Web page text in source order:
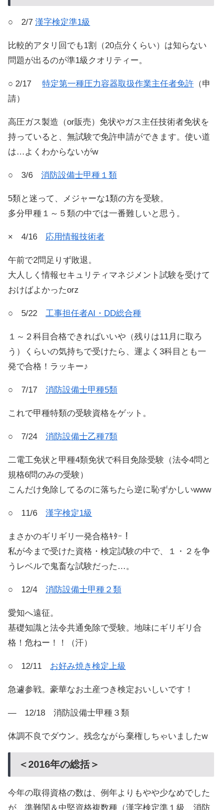
○ 2/7 漢字検定準1級
比較的アタリ回でも1割（20点分くらい）は知らない
問題が出るのが準1級クオリティー。
○ 2/17 特定第一種圧力容器取扱作業主任者免許 （申
請）
高圧ガス製造（or販売）免状やガス主任技術者免状を
持っていると、無試験で免許申請ができます。使い道
は…よくわからないがw
○ 3/6 消防設備士甲種１類
5類と迷って、メジャーな1類の方を受験。
多分甲種１～５類の中では一番難しいと思う。
× 4/16 応用情報技術者
午前で2問足りず敗退。
大人しく情報セキュリティマネジメント試験を受けて
おけばよかったorz
○ 5/22 工事担任者AI・DD総合種
１～２科目合格できればいいや（残りは11月に取ろ
う）くらいの気持ちで受けたら、運よく3科目とも一
発で合格！ラッキー♪
○ 7/17 消防設備士甲種5類
これで甲種特類の受験資格をゲット。
○ 7/24 消防設備士乙種7類
二電工免状と甲種4類免状で科目免除受験（法令4問と
規格6問のみの受験）
こんだけ免除してるのに落ちたら逆に恥ずかしいwww
○ 11/6 漢字検定1級
まさかのギリギリ一発合格ｷﾀｰ！
私が今まで受けた資格・検定試験の中で、１・２を争
うレベルで鬼畜な試験だった…。
○ 12/4 消防設備士甲種２類
愛知へ遠征。
基礎知識と法令共通免除で受験。地味にギリギリ合
格！危ねー！！（汗）
○ 12/11 お好み焼き検定上級
急遽参戦。豪華なお土産つき検定おいしいです！
― 12/18 消防設備士甲種３類
体調不良でダウン。残念ながら棄権しちゃいましたw
＜2016年の総括＞
今年の取得資格の数は、例年よりもやや少なめでした
が、準難関＆中堅資格複数種（漢字検定準１級、消防